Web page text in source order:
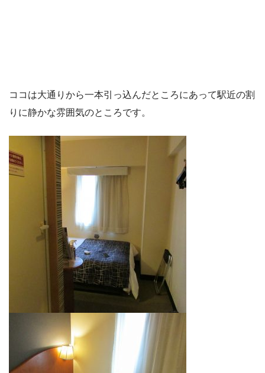
ココは大通りから一本引っ込んだところにあって駅近の割
りに静かな雰囲気のところです。